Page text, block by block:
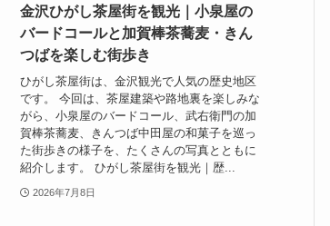
金沢ひがし茶屋街を観光｜小泉屋の
バードコールと加賀棒茶蕎麦・きん
つばを楽しむ街歩き
ひがし茶屋街は、金沢観光で人気の歴史地区
です。 今回は、茶屋建築や路地裏を楽しみな
がら、小泉屋のバードコール、武右衛門の加
賀棒茶蕎麦、きんつば中田屋の和菓子を巡っ
た街歩きの様子を、たくさんの写真とともに
紹介します。 ひがし茶屋街を観光｜歴...
2026年7月8日